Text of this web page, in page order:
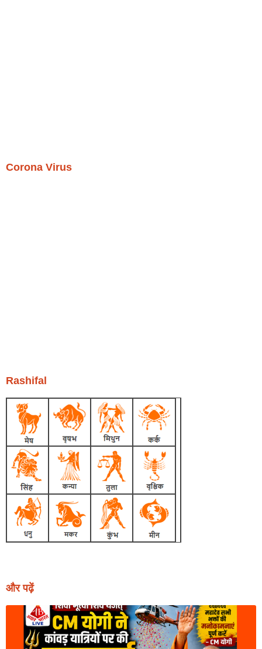
Corona Virus
Rashifal
और पढ़ें